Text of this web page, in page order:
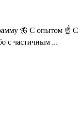
🦋 С опытом ☝️ С
с частичным ...